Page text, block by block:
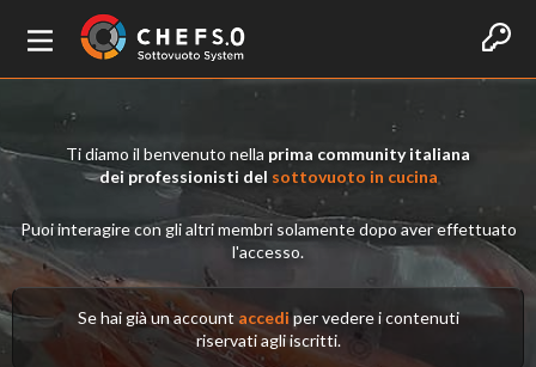
Ti diamo il benvenuto nella prima community italiana
dei professionisti del sottovuoto in cucina
Puoi interagire con gli altri membri solamente dopo aver effettuato
l'accesso.
Se hai già un account accedi per vedere i contenuti
riservati agli iscritti.